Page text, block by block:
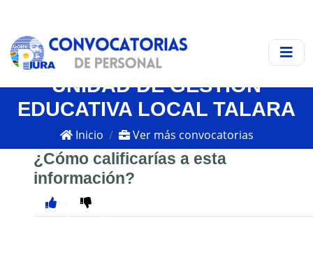
UNIDAD DE GESTIÓN
EDUCATIVA LOCAL TALARA
Inicio Ver más convocatorias
¿Cómo calificarías a esta
información?